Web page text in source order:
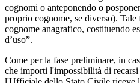
cognomi o anteponendo o
proprio cognome, se diverso).
cognome anagrafico, costituendo
d’uso”.
Come per la fase preliminare, in
che importi l'impossibilità di recarsi